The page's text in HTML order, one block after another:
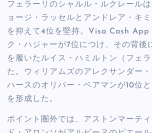
フェラーリのシャルル・ルクレール
ョージ・ラッセルとアンドレア・キ
を抑えて4位を堅持。Visa Cash App
ク・ハジャーが7位につけ、その背後
を履いたルイス・ハミルトン（フェ
た。ウィリアムズのアレクサンダー・
ハースのオリバー・ベアマンが10位
を形成した。
ポイント圏外では、アストンマーテ